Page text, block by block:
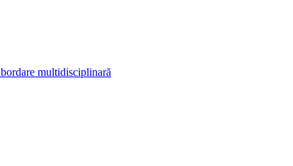
multidisciplinară